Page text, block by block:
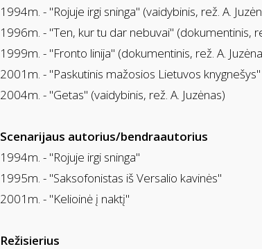
1994m. - "Rojuje irgi sninga" (vaidybinis, rež. A.
1996m. - "Ten, kur tu dar nebuvai" (dokumentinis,
1999m. - "Fronto linija" (dokumentinis, rež. A.
2001m. - "Paskutinis mažosios Lietuvos
2004m. - "Getas" (vaidybinis, rež. A. Juzėnas)
Scenarijaus autorius/bendraautorius
1994m. - "Rojuje irgi sninga"
1995m. - "Saksofonistas iš Versalio kavinės"
2001m. - "Kelioinė į naktį"
Režisierius